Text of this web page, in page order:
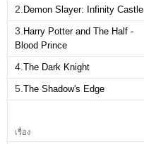
2. Demon Slayer: Infinity Castle
3. Harry Potter and The Half -
Blood Prince
4. The Dark Knight
5. The Shadow's Edge
เรื่อง